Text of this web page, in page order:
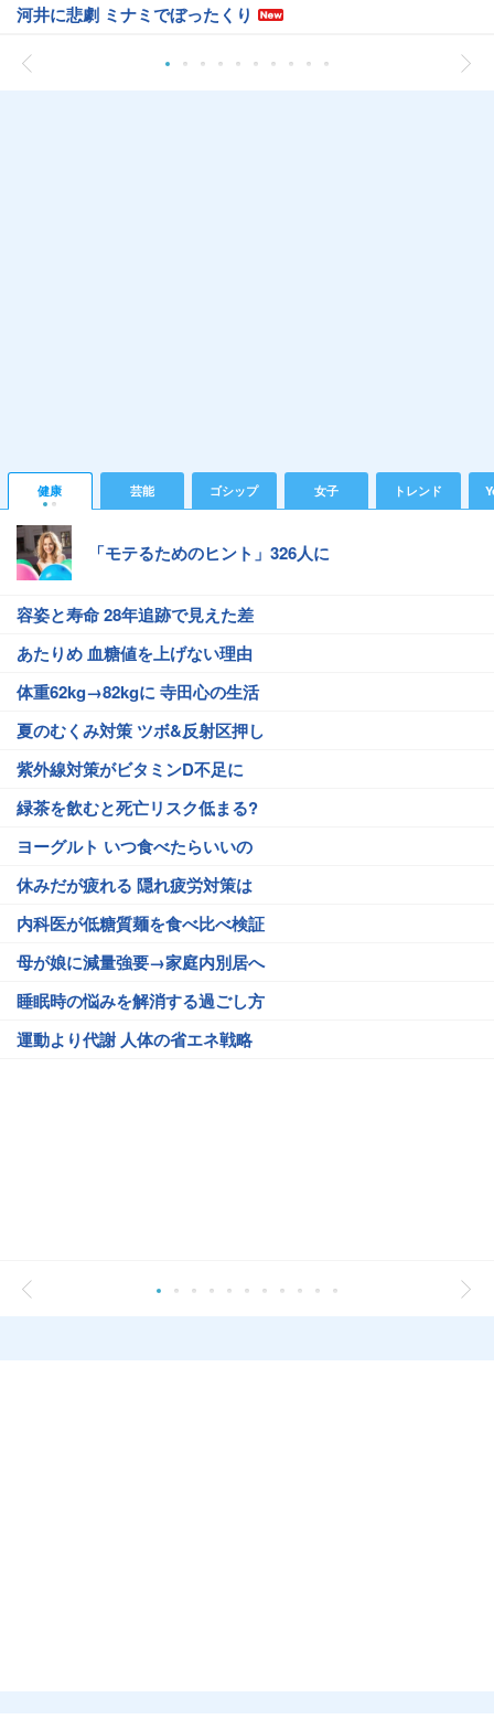
河井に悲劇 ミナミでぼったくり
健康 芸能 ゴシップ 女子 トレンド
「モテるためのヒント」326人に
容姿と寿命 28年追跡で見えた差
あたりめ 血糖値を上げない理由
体重62kg→82kgに 寺田心の生活
夏のむくみ対策 ツボ&反射区押し
紫外線対策がビタミンD不足に
緑茶を飲むと死亡リスク低まる?
ヨーグルト いつ食べたらいいの
休みだが疲れる 隠れ疲労対策は
内科医が低糖質麺を食べ比べ検証
母が娘に減量強要→家庭内別居へ
睡眠時の悩みを解消する過ごし方
運動より代謝 人体の省エネ戦略